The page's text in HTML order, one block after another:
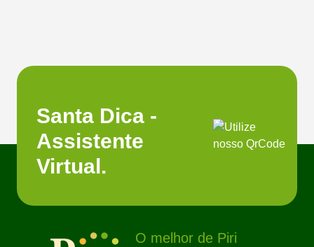
Santa Dica -
Assistente
Virtual.
O melhor de Piri